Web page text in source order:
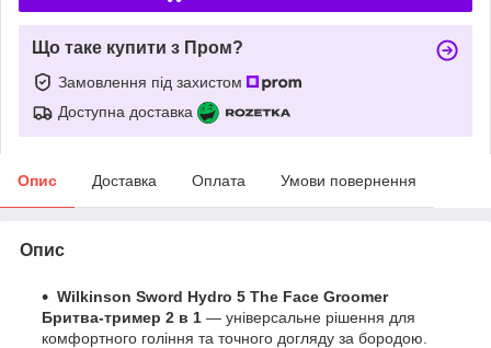
Що таке купити з Пром?
Замовлення під захистом
Доступна доставка
Опис Доставка Оплата Умови повернення
Опис
Wilkinson Sword Hydro 5 The Face Groomer
Бритва-тример 2 в 1 — універсальне рішення для
комфортного гоління та точного догляду за бородою.